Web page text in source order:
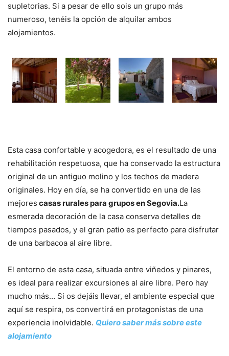
supletorias. Si a pesar de ello sois un grupo más
numeroso, tenéis la opción de alquilar ambos
alojamientos.
Esta casa confortable y acogedora, es el resultado de una
rehabilitación respetuosa, que ha conservado la estructura
original de un antiguo molino y los techos de madera
originales. Hoy en día, se ha convertido en una de las
mejores casas rurales para grupos en Segovia.La
esmerada decoración de la casa conserva detalles de
tiempos pasados, y el gran patio es perfecto para disfrutar
de una barbacoa al aire libre.
El entorno de esta casa, situada entre viñedos y pinares,
es ideal para realizar excursiones al aire libre. Pero hay
mucho más… Si os dejáis llevar, el ambiente especial que
aquí se respira, os convertirá en protagonistas de una
experiencia inolvidable. Quiero saber más sobre este
alojamiento